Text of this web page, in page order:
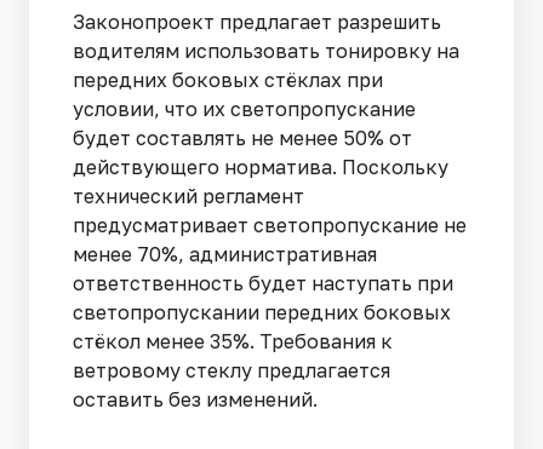
Законопроект предлагает разрешить
водителям использовать тонировку на
передних боковых стёклах при
условии, что их светопропускание
будет составлять не менее 50% от
действующего норматива. Поскольку
технический регламент
предусматривает светопропускание не
менее 70%, административная
ответственность будет наступать при
светопропускании передних боковых
стёкол менее 35%. Требования к
ветровому стеклу предлагается
оставить без изменений.